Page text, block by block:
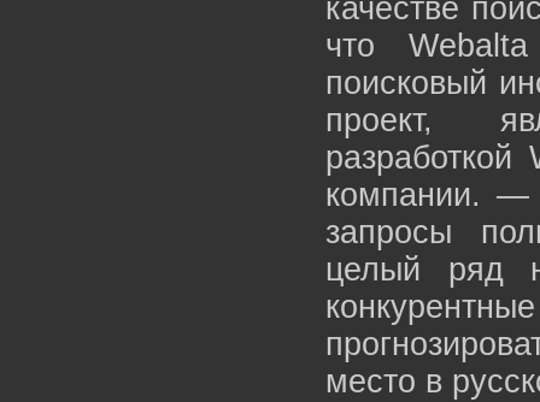
качестве
что
поисковый
проект,
компании. —
запросы
целый ряд
место в